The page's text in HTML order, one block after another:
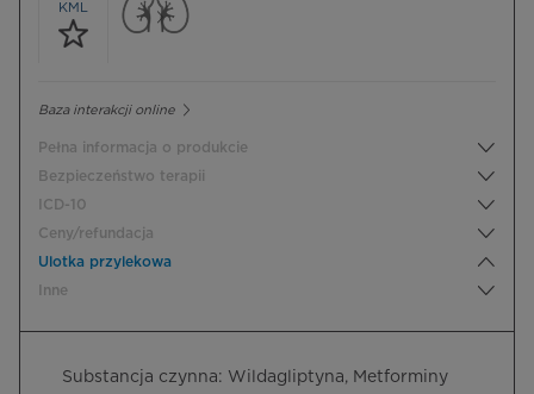
KML
Baza interakcji online
Pełna informacja o produkcie
Bezpieczeństwo terapii
ICD-10
Ceny/refundacja
Ulotka przylekowa
Inne
Substancja czynna: Wildagliptyna, Metforminy